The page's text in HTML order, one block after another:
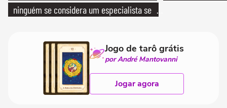
ninguém se considera um especialista se
Jogo de tarô grátis
por André Mantovanni
Jogar agora